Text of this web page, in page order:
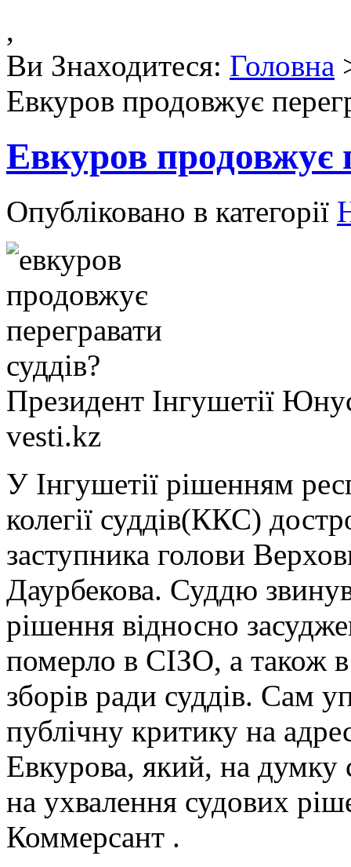
,
Ви Знаходитеся: Головна
Евкуров продовжує
Евкуров продовжує
Опубліковано в категорії
Президент Інгушетії
vesti.kz
У Інгушетії рішенням
колегії суддів(ККС)
заступника голови
Даурбекова. Суддю
рішення відносно
померло в СІЗО, а також
зборів ради суддів. Сам
публічну критику на
Евкурова, який, на думку
на ухвалення судових
Коммерсант .